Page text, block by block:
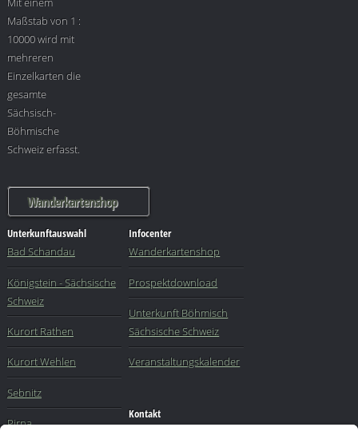
Maßstab von 1 :
10000 wird mit
mehreren
Einzelkarten die
gesamte
Sächsisch-
Böhmische
Schweiz erfasst.
Wanderkartenshop
Unterkunftauswahl
Bad Schandau
Königstein - Sächsische
Schweiz
Kurort Rathen
Kurort Wehlen
Sebnitz
Pirna
Infocenter
Wanderkartenshop
Prospektdownload
Unterkunft Böhmisch
Sächsische Schweiz
Veranstaltungskalender
Kontakt